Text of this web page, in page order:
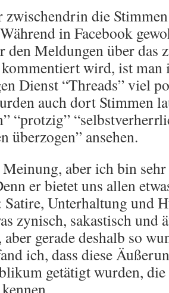
zwischendrin die
in Facebook
den Meldungen über das
kommentiert wird, ist
Dienst “Threads” viel
auch dort Stimmen
“protzig”
überzogen” ansehen.
Meinung, aber ich bin
er bietet uns allen
Satire, Unterhaltung und
zynisch, sakastisch und
aber gerade deshalb so
ich, dass diese
getätigt wurden, die